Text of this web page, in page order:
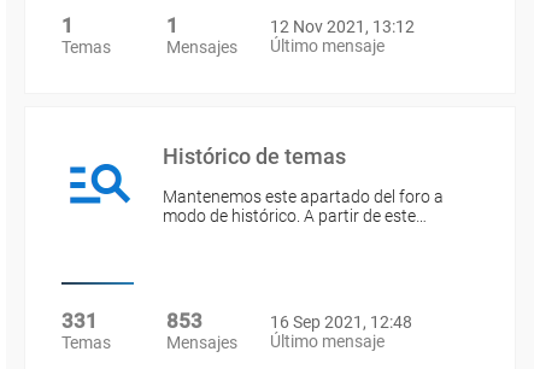
1
Temas
1
Mensajes
12 Nov 2021, 13:12
Último mensaje
Histórico de temas
Mantenemos este apartado del foro a
modo de histórico. A partir de este…
331
Temas
853
Mensajes
16 Sep 2021, 12:48
Último mensaje